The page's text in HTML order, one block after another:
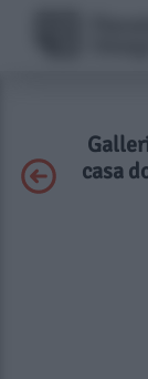
casa